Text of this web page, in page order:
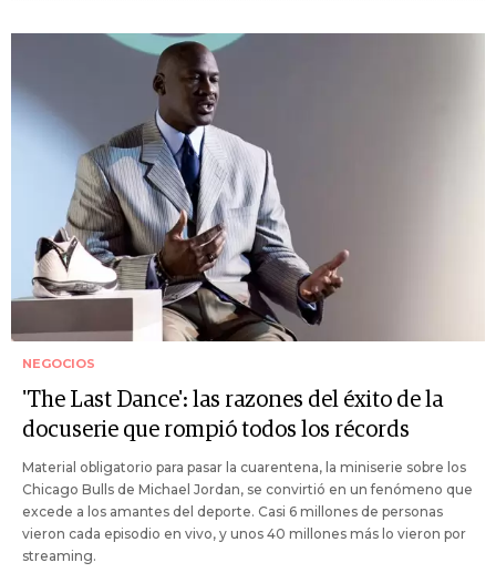
NEGOCIOS
'The Last Dance': las razones del éxito de la
docuserie que rompió todos los récords
Material obligatorio para pasar la cuarentena, la miniserie sobre los
Chicago Bulls de Michael Jordan, se convirtió en un fenómeno que
excede a los amantes del deporte. Casi 6 millones de personas
vieron cada episodio en vivo, y unos 40 millones más lo vieron por
streaming.